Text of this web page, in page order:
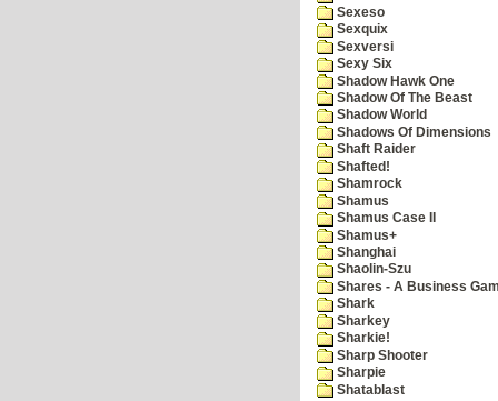
Sexeso
Sexquix
Sexversi
Sexy Six
Shadow Hawk One
Shadow Of The Beast
Shadow World
Shadows Of Dimensions
Shaft Raider
Shafted!
Shamrock
Shamus
Shamus Case II
Shamus+
Shanghai
Shaolin-Szu
Shares - A Business
Shark
Sharkey
Sharkie!
Sharp Shooter
Sharpie
Shatablast